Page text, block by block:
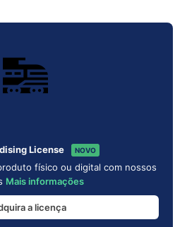
License NOVO
físico ou digital com nossos
Mais informações
a licença